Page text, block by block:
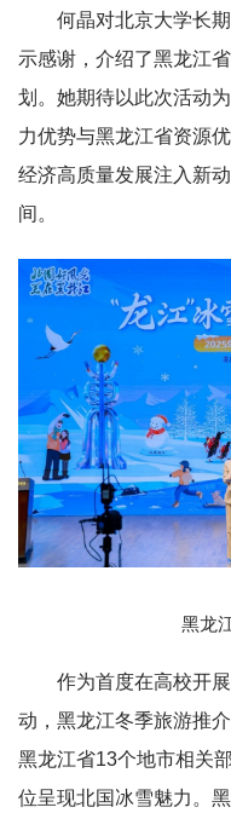
何晶对北京大学长
示感谢，介绍了黑龙江省
划。她期待以此次活动
力优势与黑龙江省资源
经济高质量发展注入新
间。
黑龙
作为首度在高校开
动，黑龙江冬季旅游推
黑龙江省13个地市相关
位呈现北国冰雪魅力。